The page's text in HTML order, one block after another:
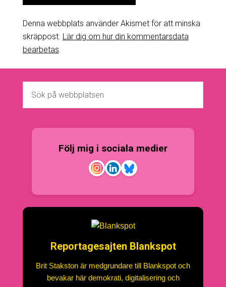
Denna webbplats använder Akismet för att minska
skräppost. Lär dig om hur din kommentarsdata
bearbetas
Följ mig i sociala medier
Reportagesajten Blankspot
Brit Stakston är medgrundare till Blankspot och
bevakar här demokrati, digitalisering och